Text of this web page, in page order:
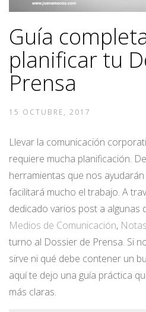
Guía
planificar tu
Prensa
15 OCTUBRE, 2017
Llevar la comunicación
requiere mucha planificación.
herramientas que nos
facilitará mucho el trabajo. A
dedicado varios post a algunas
Medios de Comunicación,
turno al Dossier de Prensa. Si
sirve ni qué debe contener un
aquí te dejo una guía práctica
más claras.